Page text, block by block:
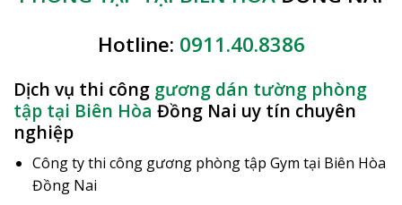
Hotline: 0911.40.8386
Dịch vụ thi công gương dán tường phòng
tập tại Biên Hòa Đồng Nai uy tín chuyên
nghiệp
Công ty thi công gương phòng tập Gym tại Biên Hòa
Đồng Nai